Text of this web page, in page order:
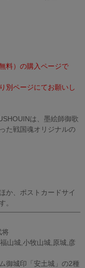
料）の購入ページで
ページにてお願いし
は、墨絵師御歌
た戦国魂オリジナルの
か、ポストカードサイ
。
将
山城,小牧山城,原城,彦
御城印「安土城」の2種